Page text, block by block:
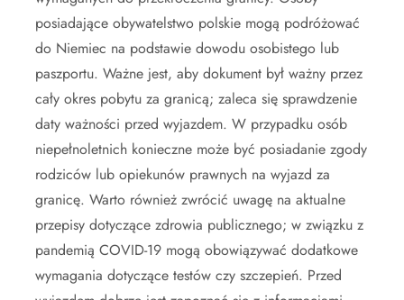
posiadające obywatelstwo polskie mogą podróżować
do Niemiec na podstawie dowodu osobistego lub
paszportu. Ważne jest, aby dokument był ważny przez
cały okres pobytu za granicą; zaleca się sprawdzenie
daty ważności przed wyjazdem. W przypadku osób
niepełnoletnich konieczne może być posiadanie zgody
rodziców lub opiekunów prawnych na wyjazd za
granicę. Warto również zwrócić uwagę na aktualne
przepisy dotyczące zdrowia publicznego; w związku z
pandemią COVID-19 mogą obowiązywać dodatkowe
wymagania dotyczące testów czy szczepień. Przed